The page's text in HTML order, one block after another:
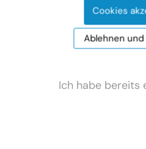
Jetzt gratis
Ich habe bereits
Cookies
Ablehnen